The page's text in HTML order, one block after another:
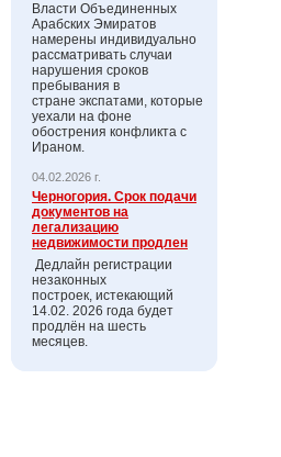
Власти Объединенных
Арабских Эмиратов
намерены индивидуально
рассматривать случаи
нарушения сроков
пребывания в
стране экспатами, которые
уехали на фоне
обострения конфликта с
Ираном.
04.02.2026 г.
Черногория. Срок подачи
документов на
легализацию
недвижимости продлен
Дедлайн регистрации
незаконных
построек, истекающий
14.02. 2026 года будет
продлён на шесть
месяцев.